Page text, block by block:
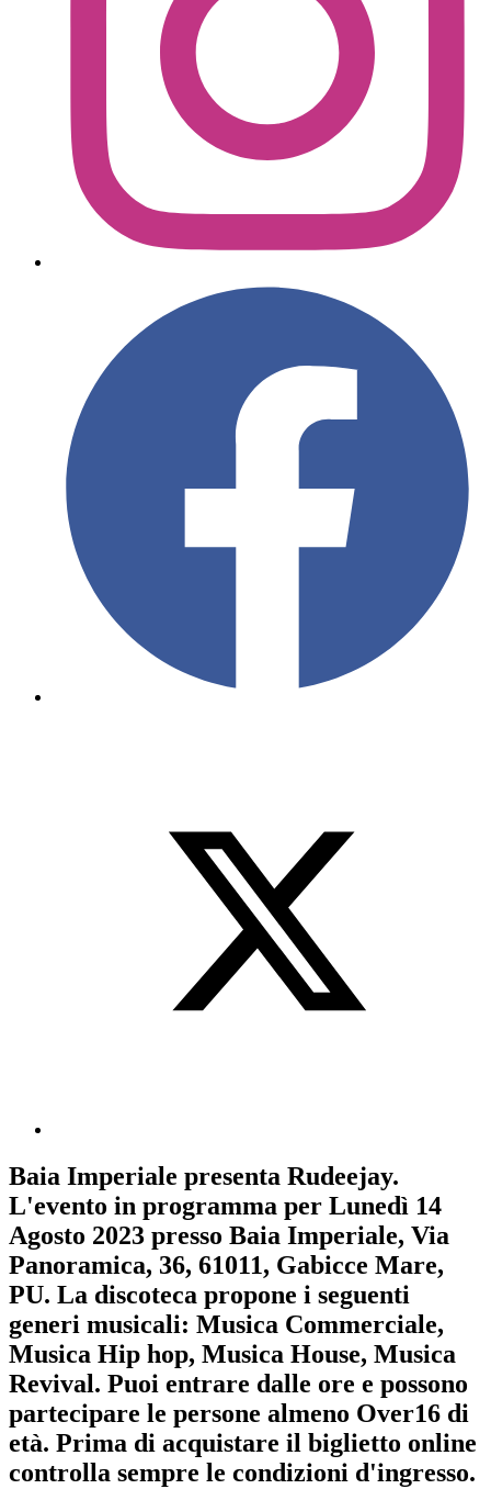
Baia Imperiale presenta Rudeejay.
L'evento in programma per Lunedì 14
Agosto 2023 presso Baia Imperiale, Via
Panoramica, 36, 61011, Gabicce Mare,
PU. La discoteca propone i seguenti
generi musicali: Musica Commerciale,
Musica Hip hop, Musica House, Musica
Revival. Puoi entrare dalle ore e possono
partecipare le persone almeno Over16 di
età. Prima di acquistare il biglietto online
controlla sempre le condizioni d'ingresso.